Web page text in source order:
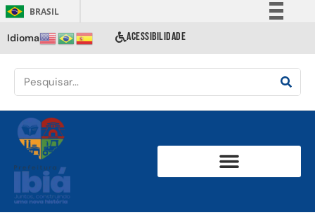
BRASIL
Comunica BR
Acesso à informação
Idioma ACESSIBILIDADE